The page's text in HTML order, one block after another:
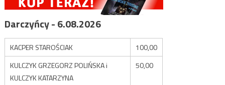
Darczyńcy - 6.08.2026
KACPER STAROŚCIAK
100,00
KULCZYK GRZEGORZ POLIŃSKA i
KULCZYK KATARZYNA
50,00